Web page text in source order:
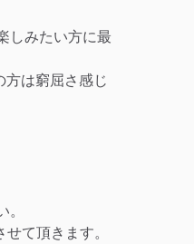
しみたい方に最
は窮屈さ感じ
て頂きます。